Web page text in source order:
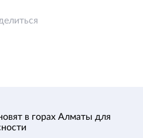
в горах Алматы для